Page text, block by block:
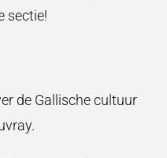
sectie!
de Gallische cultuur